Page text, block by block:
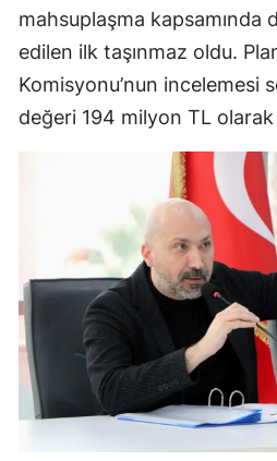
mahsuplaşma kapsamında
edilen ilk taşınmaz oldu.
Komisyonu’nun incelemesi
değeri 194 milyon TL